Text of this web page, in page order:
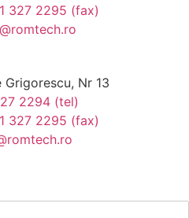
327 2295 (fax)
Grigorescu, Nr 13
2294 (tel)
327 2295 (fax)